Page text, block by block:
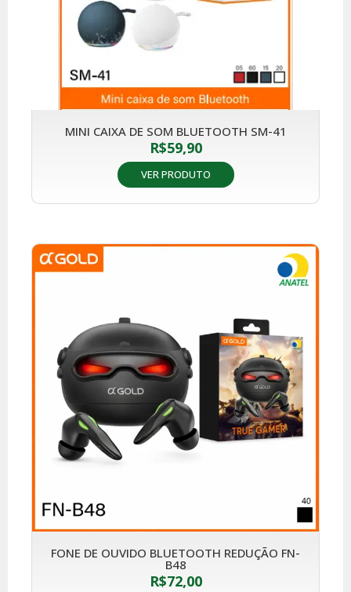
MINI CAIXA DE SOM BLUETOOTH SM-41
R$59,90
VER PRODUTO
FONE DE OUVIDO BLUETOOTH REDUÇÃO FN-
B48
R$72,00